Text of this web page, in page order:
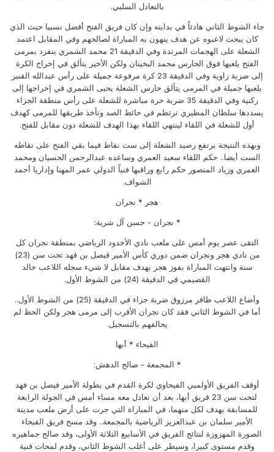
بالتعادل السلبي.
جاء الشوط الثاني هادئاً في بدايته وإن كان فريق الفتح أفضل نسبيا حيث الذي
كان يبحث لاعبوه عن هدف ينهون به المباراة لصالحهم وفي المقابل اعتمد
الشعلة على الهجمات المرتدة وفي الدقيقة 21 محمد الشمري ينفرد بمرمى
الفتح يلعبها فوق الحارس محمد البخيتان ولكن الأخير يتألق في إخراج الكرة
إلى ضربة زاوية وفي الدقيقة 23 كرة مرفوعة جميلة على رأس عبدالله القنبر
يلعبها جميلة في المرمى يتألق حارس الشعلة يحيى الشمري في إخراجها إلى
ركنية وفي الدقيقة 35 ضربة حرة مباشرة للشعلة على رأس منطقة الجزاء
يسددها سلطان المطيري ترتطم في حائط الصد وتأخذ طريقها للمرمى كهدف
أول للشعلة في اللقاء لينتهي اللقاء بهذا الهدف للشعلة دون مقابل للفتح.
وبهذه النتيجة يرتفع رصيد الشعلة إلى ست نقاط فيما بقي الفتح على نقاطه
الست أيضا.. حكم اللقاء سعيد العمري وساعده عبدالرحمن الحسيان ومحمد
العمري وزياد المنصور حكم رابع وراقبها فنياً الدولي عمر المهنا وإداريا أحمد
الشواف.
هجر * نجران
* نجران - حسن آل شرية:
التقى عصر يوم أمس على ملعب نادي الأخدود الرياضي بمنطقة نجران كل
من نادي هجر ونجران ضمن دوري كأس الأمير فيصل بن فهد تحت سن (23)
سنة وانتهت المباراة بفوز هجر بهدف مقابل لا شيء سجله اللاعب خالد
القصيمي في الدقيقة (24) من الشوط الأول.
وأضاع اللاعب ظافر مرزوق ضربة جزاء في الدقيقة (25) من الشوط الأول..
أما في الشوط الثاني فقد كان نجران الأقرب إلى مرمى هجر ولكن الحظ لم
يحالفهم بالتسجيل.
الفيحاء * أبها
* المجمعة - صالح الدهش:
أوقف الفريق الأولمبي الفيحاوي لكرة القدم في بطولة الأمير فيصل بن فهد
لتحت سن 23 فريق أبها، بعد أن تعادل معه مساء أمس في الجولة الرابعة
للمسابقة بهدف لكل منهما، في المباراة التي جرت على أرض ملعب مدينة
الأمير سلمان بن عبدالعزيز الرياضية بالمجمعة.. وقد مسح فريق الفيحاء
الصورة المهزوزة لنتائج الفريق في الأسابيع الثلاثة الأولى، وقد صالح جماهيره
وقدم مستوى كبيرا، وسيطر على أغلب الشوط الثاني، وقدم لمحات فنية